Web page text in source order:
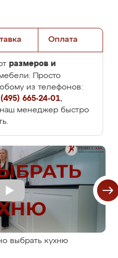
Оплата
размеров и
Просто
из телефонов:
665-24-01,
менеджер быстро
выбрать кухню